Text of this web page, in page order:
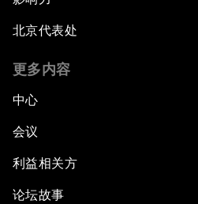
北京代表处
更多内容
中心
会议
利益相关方
论坛故事